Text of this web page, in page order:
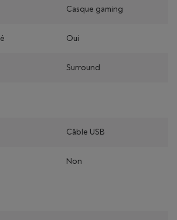
Casque gaming
Oui
Surround
Câble USB
Non